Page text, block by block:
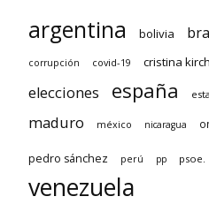
argentina bolivia
corrupción covid-19 cristina
elecciones españa
maduro méxico nicaragua
pedro sánchez perú pp psoe.
venezuela